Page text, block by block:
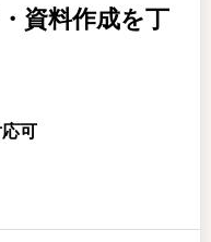
資料作成を丁
可